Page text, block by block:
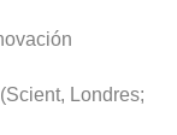
Londres;